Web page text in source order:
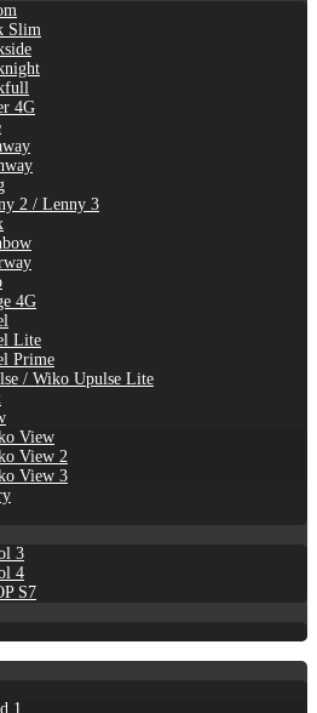
Slim
4G
2 / Lenny 3
4G
Lite
Prime
/ Wiko Upulse Lite
View
View 2
View 3
3
4
S7
1